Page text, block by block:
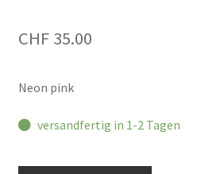
CHF35.00
Neon pink
versandfertig in 1-2 Tagen